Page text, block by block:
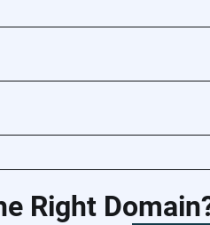
Right